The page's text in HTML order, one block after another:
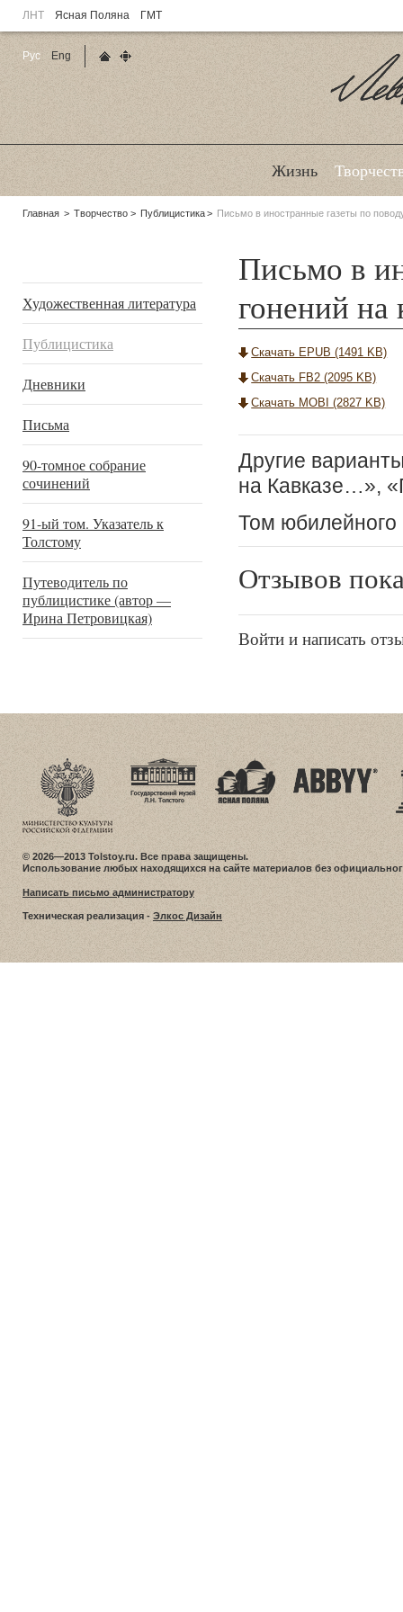
ЛНТ Ясная Поляна ГМТ
Жизнь
Родительские
Главная Творчество Публицистика Письмо в иностранные газеты по
Художественная литература
Публицистика
Дневники
Письма
90-томное собрание
сочинений
91-ый том. Указатель к
Толстому
Путеводитель по
публицистике (автор —
Ирина Петровицкая)
Письмо в
гонений на
Скачать EPUB (1491 KB)
Скачать FB2 (2095 KB)
Скачать MOBI (2827 KB)
Другие
на Кавказе…»,
Том юбилейного
Отзывов
Войти и написать
Рус
Eng
© 2026—2013 Tolstoy.ru. Все права защищены.
Использование любых находящихся на сайте материалов без
Написать письмо администратору
Техническая реализация - Элкос Дизайн